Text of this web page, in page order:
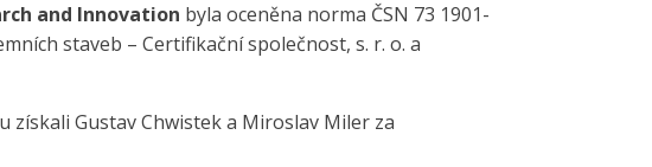
and Innovation byla oceněna norma ČSN 73 1901-
staveb – Certifikační společnost, s. r. o. a
získali Gustav Chwistek a Miroslav Miler za